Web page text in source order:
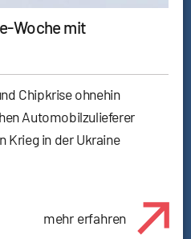
Woche mit
Chipkrise ohnehin
Automobilzulieferer
Krieg in der Ukraine
mehr erfahren